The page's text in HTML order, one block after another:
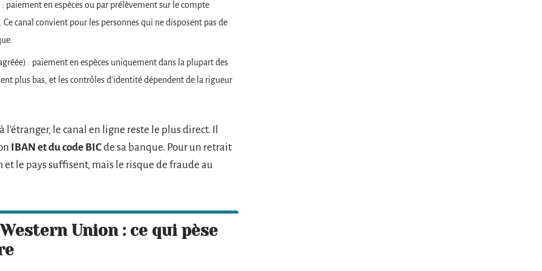
paiement en espèces ou par prélèvement sur le compte
canal convient pour les personnes qui ne disposent pas de
: paiement en espèces uniquement dans la plupart des
plus bas, et les contrôles d’identité dépendent de la rigueur
le canal en ligne reste le plus direct. Il
IBAN et du code BICde sa banque. Pour un retrait
le pays suffisent, mais le risque de fraude au
Union : ce qui pèse